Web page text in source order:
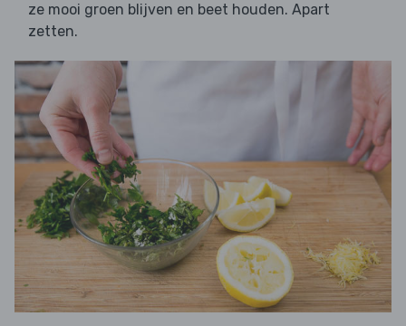
ze mooi groen blijven en beet houden. Apart
zetten.